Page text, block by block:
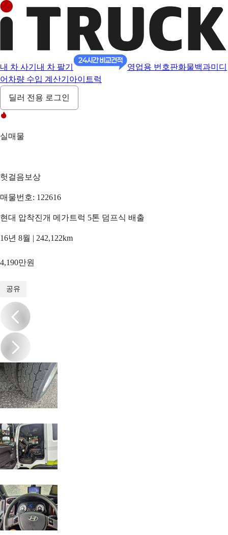
내 차 사기 내 차 팔기 영업용 번호판화물백과미디
어 차량 수입 계산기 아이트럭
딜러 전용 로그인
실매물
헛걸음보상
매물번호: 122616
현대 압착진개 메가트럭 5톤 덤프식 배출
16년 8월 | 242,122km
4,190만원
공유
/15